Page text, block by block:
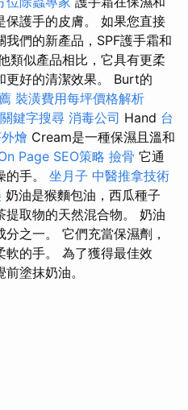
保護手的皮膚。 如果您直接
們的新產品，SPF護手霜和
類似產品相比，它具有更柔
更好的清潔效果。 Burt的
裝潢費用每坪價格解析
關鍵字搜尋 消毒公司 Hand 台
燴 Cream是一種保濕且溫和
Page SEO策略 撿骨 它通
手。 坐月子 中醫推拿技術
奶油是猴麵包油，西瓜種子
取物的天然混合物。 奶油
之一。 它們充當保濕劑，
軟的手。 為了獲得最佳效
塗抹奶油。